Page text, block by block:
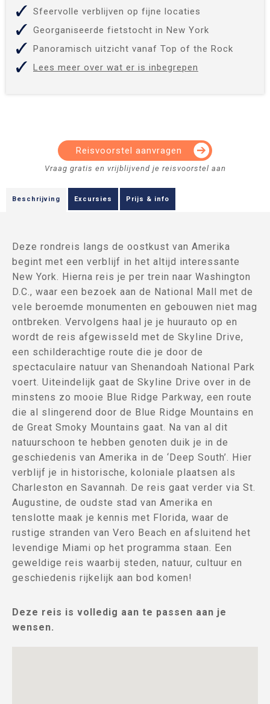
Sfeervolle verblijven op fijne locaties
Georganiseerde fietstocht in New York
Panoramisch uitzicht vanaf Top of the Rock
Lees meer over wat er is inbegrepen
Reisvoorstel aanvragen
Beschrijving Excursies Prijs & info
Deze rondreis langs de oostkust van Amerika
begint met een verblijf in het altijd interessante
New York. Hierna reis je per trein naar Washington
D.C., waar een bezoek aan de National Mall met de
vele beroemde monumenten en gebouwen niet mag
ontbreken. Vervolgens haal je je huurauto op en
wordt de reis afgewisseld met de Skyline Drive,
een schilderachtige route die je door de
spectaculaire natuur van Shenandoah National Park
voert. Uiteindelijk gaat de Skyline Drive over in de
minstens zo mooie Blue Ridge Parkway, een route
die al slingerend door de Blue Ridge Mountains en
de Great Smoky Mountains gaat. Na van al dit
natuurschoon te hebben genoten duik je in de
geschiedenis van Amerika in de ‘Deep South’. Hier
verblijf je in historische, koloniale plaatsen als
Charleston en Savannah. De reis gaat verder via St.
Augustine, de oudste stad van Amerika en
tenslotte maak je kennis met Florida, waar de
rustige stranden van Vero Beach en afsluitend het
levendige Miami op het programma staan. Een
geweldige reis waarbij steden, natuur, cultuur en
geschiedenis rijkelijk aan bod komen!
Deze reis is volledig aan te passen aan je
wensen.